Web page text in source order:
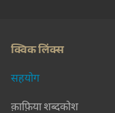
क्विक लिंक्स
सहयोग
क़ाफ़िया शब्दकोश